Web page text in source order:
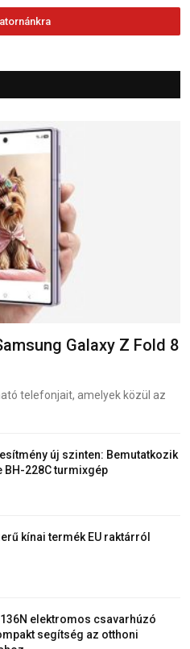
Galaxy Z Fold 8
telefonjait, amelyek közül az
új szinten: Bemutatkozik
BH-228C turmixgép
kínai termék EU raktárról
elektromos csavarhúzó
segítség az otthoni